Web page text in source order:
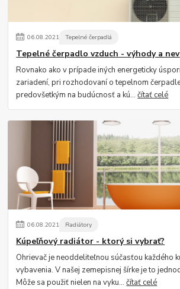
06.08.2021 Tepelné čerpadlá
Tepelné čerpadlo vzduch - výhody a
Rovnako ako v prípade iných energeticky
zariadení, pri rozhodovaní o tepelnom
predovšetkým na budúcnosť a kú...čítať celé
06.08.2021 Radiátory
Kúpeľňový radiátor - ktorý si vybrať?
Ohrievač je neoddeliteľnou súčasťou každého
vybavenia. V našej zemepisnej šírke je to
Môže sa použiť nielen na vyku...čítať celé